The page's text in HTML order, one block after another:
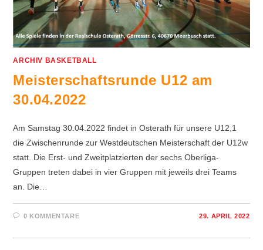
ARCHIV BASKETBALL
Meisterschaftsrunde U12 am
30.04.2022
Am Samstag 30.04.2022 findet in Osterath für unsere U12,1
die Zwischenrunde zur Westdeutschen Meisterschaft der U12w
statt. Die Erst- und Zweitplatzierten der sechs Oberliga-
Gruppen treten dabei in vier Gruppen mit jeweils drei Teams
an. Die…
0 KOMMENTARE 29. APRIL 2022